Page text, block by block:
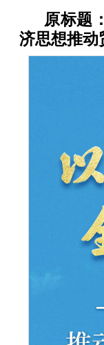
原标题
济思想推动